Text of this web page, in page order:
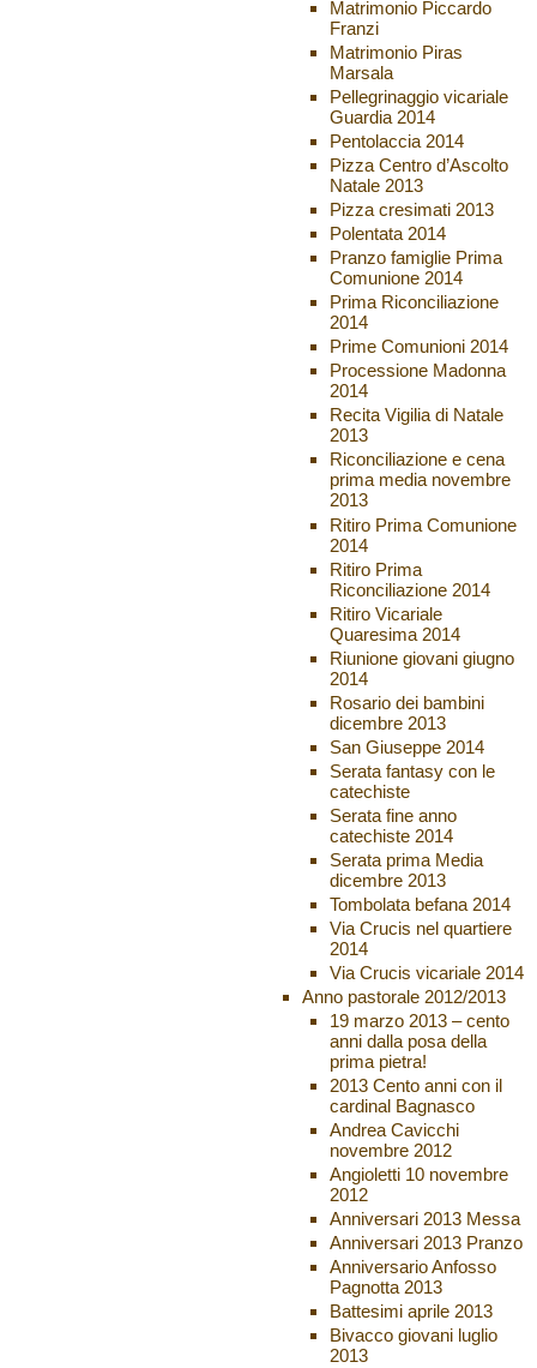
Matrimonio Piccardo
Franzi
Matrimonio Piras
Marsala
Pellegrinaggio vicariale
Guardia 2014
Pentolaccia 2014
Pizza Centro d’Ascolto
Natale 2013
Pizza cresimati 2013
Polentata 2014
Pranzo famiglie Prima
Comunione 2014
Prima Riconciliazione
2014
Prime Comunioni 2014
Processione Madonna
2014
Recita Vigilia di Natale
2013
Riconciliazione e cena
prima media novembre
2013
Ritiro Prima Comunione
2014
Ritiro Prima
Riconciliazione 2014
Ritiro Vicariale
Quaresima 2014
Riunione giovani giugno
2014
Rosario dei bambini
dicembre 2013
San Giuseppe 2014
Serata fantasy con le
catechiste
Serata fine anno
catechiste 2014
Serata prima Media
dicembre 2013
Tombolata befana 2014
Via Crucis nel quartiere
2014
Via Crucis vicariale 2014
Anno pastorale 2012/2013
19 marzo 2013 – cento
anni dalla posa della
prima pietra!
2013 Cento anni con il
cardinal Bagnasco
Andrea Cavicchi
novembre 2012
Angioletti 10 novembre
2012
Anniversari 2013 Messa
Anniversari 2013 Pranzo
Anniversario Anfosso
Pagnotta 2013
Battesimi aprile 2013
Bivacco giovani luglio
2013